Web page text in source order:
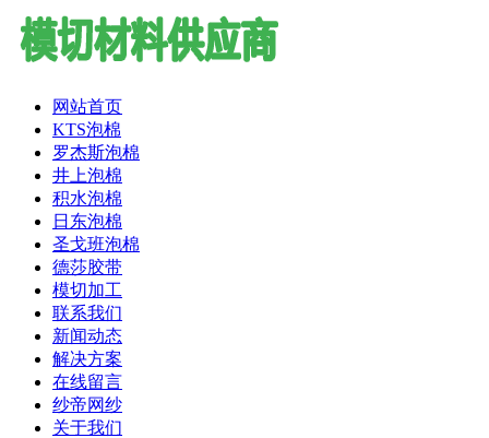
网站首页
KTS泡棉
罗杰斯泡棉
井上泡棉
积水泡棉
日东泡棉
圣戈班泡棉
德莎胶带
模切加工
联系我们
新闻动态
解决方案
在线留言
纱帝网纱
关于我们